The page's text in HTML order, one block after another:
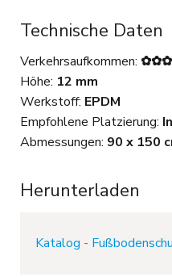
Technische Daten
Verkehrsaufkommen: ✿✿✿
Höhe: 12 mm
Werkstoff: EPDM
Empfohlene Platzierung:
Abmessungen: 90 x 150
Herunterladen
Katalog -